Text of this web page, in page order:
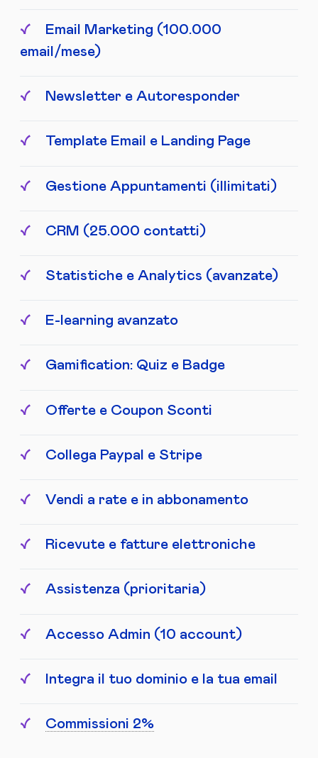
Email Marketing (100.000
email/mese)
Newsletter e Autoresponder
Template Email e Landing Page
Gestione Appuntamenti (illimitati)
CRM (25.000 contatti)
Statistiche e Analytics (avanzate)
E-learning avanzato
Gamification: Quiz e Badge
Offerte e Coupon Sconti
Collega Paypal e Stripe
Vendi a rate e in abbonamento
Ricevute e fatture elettroniche
Assistenza (prioritaria)
Accesso Admin (10 account)
Integra il tuo dominio e la tua email
Commissioni 2%